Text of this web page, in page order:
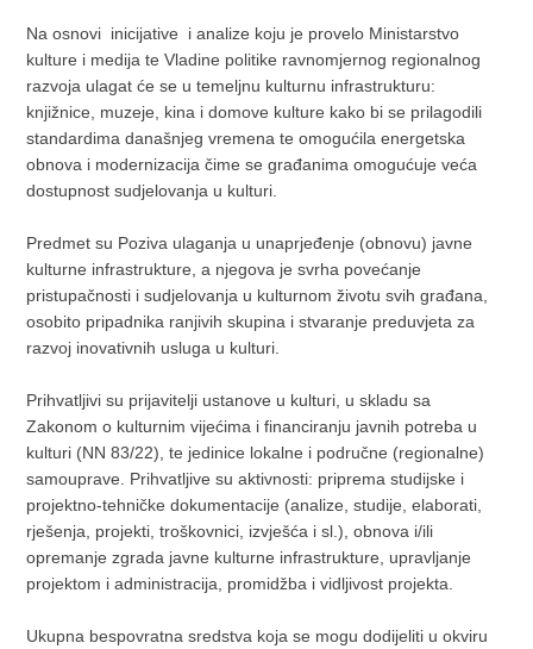
Na osnovi inicijative i analize koju je provelo Ministarstvo
kulture i medija te Vladine politike ravnomjernog regionalnog
razvoja ulagat će se u temeljnu kulturnu infrastrukturu:
knjižnice, muzeje, kina i domove kulture kako bi se prilagodili
standardima današnjeg vremena te omogućila energetska
obnova i modernizacija čime se građanima omogućuje veća
dostupnost sudjelovanja u kulturi.
Predmet su Poziva ulaganja u unaprjeđenje (obnovu) javne
kulturne infrastrukture, a njegova je svrha povećanje
pristupačnosti i sudjelovanja u kulturnom životu svih građana,
osobito pripadnika ranjivih skupina i stvaranje preduvjeta za
razvoj inovativnih usluga u kulturi.
Prihvatljivi su prijavitelji ustanove u kulturi, u skladu sa
Zakonom o kulturnim vijećima i financiranju javnih potreba u
kulturi (NN 83/22), te jedinice lokalne i područne (regionalne)
samouprave. Prihvatljive su aktivnosti: priprema studijske i
projektno-tehničke dokumentacije (analize, studije, elaborati,
rješenja, projekti, troškovnici, izvješća i sl.), obnova i/ili
opremanje zgrada javne kulturne infrastrukture, upravljanje
projektom i administracija, promidžba i vidljivost projekta.
Ukupna bespovratna sredstva koja se mogu dodijeliti u okviru